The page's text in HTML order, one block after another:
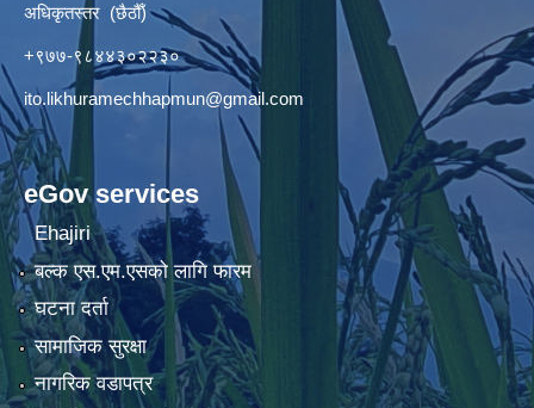
अधिकृतस्तर (छैठौँ)
+९७७-९८४४३०२२३०
ito.likhuramechhapmun@gmail.com
eGov services
Ehajiri
बल्क एस.एम.एसको लागि फारम
घटना दर्ता
सामाजिक सुरक्षा
नागरिक वडापत्र